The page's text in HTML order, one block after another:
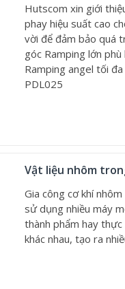
Hutscom xin giới
phay hiệu suất cao
vời để đảm bảo quá
góc Ramping lớn
Ramping angel tối
PDL025
Vật liệu nhôm
Gia công cơ khí
sử dụng nhiều máy
thành phẩm hay
khác nhau, tạo ra